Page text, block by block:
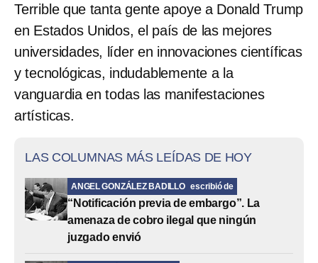
Terrible que tanta gente apoye a Donald Trump
en Estados Unidos, el país de las mejores
universidades, líder en innovaciones científicas
y tecnológicas, indudablemente a la
vanguardia en todas las manifestaciones
artísticas.
LAS COLUMNAS MÁS LEÍDAS DE HOY
ANGEL GONZÁLEZ BADILLO escribió de
“Notificación previa de embargo”. La
amenaza de cobro ilegal que ningún
juzgado envió